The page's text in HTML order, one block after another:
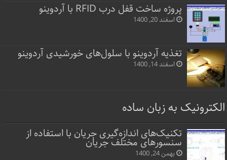
پروژه ساخت قفل‌ درب RFID با آردوینو
اسفند 20, 1400
تغذیه آردوینو با سلول‌های خورشیدی آردوینو
اسفند 14, 1400
الکترونیک به زبان ساده
تکنیک‌های اندازه‌گیری جریان با استفاده از
سنسورهای مختلف جریان
بهمن 24, 1400